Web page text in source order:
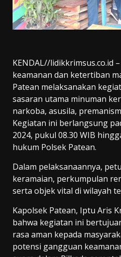
KENDAL//lidikkrimsus.co.id
keamanan dan ketertiban
Patean melaksanakan
sasaran utama minuman
narkoba, asusila,
Kegiatan ini berlangsung
2024, pukul 08.30 WIB
hukum Polsek Patean.
Dalam pelaksanaannya,
keramaian, perkumpulan
serta objek vital di wilayah
Kapolsek Patean, Iptu Aris
bahwa kegiatan ini
rasa aman kepada
potensi gangguan